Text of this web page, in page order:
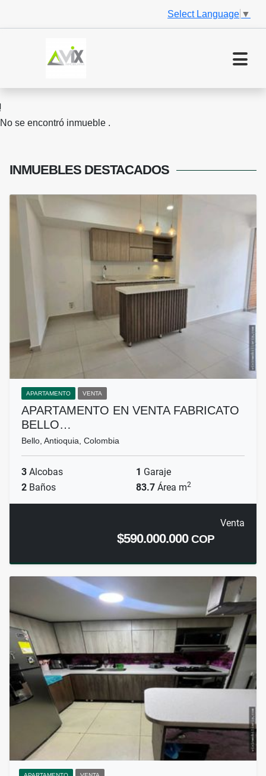
Select Language ▼
No se encontró inmueble .
INMUEBLES DESTACADOS
APARTAMENTO VENTA
APARTAMENTO EN VENTA FABRICATO
BELLO…
Bello, Antioquia, Colombia
3 Alcobas 1 Garaje
2 Baños 83.7 Área m2
Venta
$590.000.000COP